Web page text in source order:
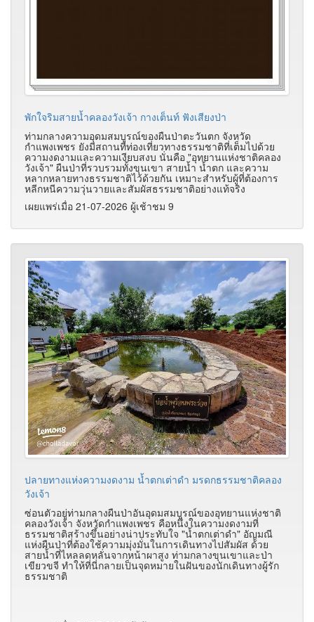
พักใจริมสายน้ำคลองวังเจ้า กางเต็นท์ ฟังเสียงป่า
ท่ามกลางความอุดมสมบูรณ์ของผืนป่าตะวันตก จังหวัด
กำแพงเพชร ยังมีสถานที่ท่องเที่ยวทางธรรมชาติที่เต็มไปด้วย
ความงดงามและความเงียบสงบ นั่นคือ "อุทยานแห่งชาติคลอง
วังเจ้า" ผืนป่าที่รวบรวมทั้งขุนเขา สายน้ำ น้ำตก และความ
หลากหลายทางธรรมชาติไว้ด้วยกัน เหมาะสำหรับผู้ที่ต้องการ
หลีกหนีความวุ่นวายและสัมผัสธรรมชาติอย่างแท้จริง
เผยแพร่เมื่อ 21-07-2026 ผู้เช้าชม 9
ปลายทางแห่งความงดงาม น้ำตกเต่าดำ มรดกธรรมชาติคลอง
วังเจ้า
ซ่อนตัวอยู่ท่ามกลางผืนป่าอันอุดมสมบูรณ์ของอุทยานแห่งชาติ
คลองวังเจ้า จังหวัดกำแพงเพชร คือหนึ่งในความงดงามที่
ธรรมชาติสร้างขึ้นอย่างน่าประทับใจ "น้ำตกเต่าดำ" อัญมณี
แห่งผืนป่าที่ต้องใช้ความมุ่งมั่นในการเดินทางไปสัมผัส ด้วย
สายน้ำที่ไหลลดหลั่นจากหน้าผาสูง ท่ามกลางขุนเขาและป่า
เขียวขจี ทำให้ที่นี่กลายเป็นจุดหมายในฝันของนักเดินทางผู้รัก
ธรรมชาติ